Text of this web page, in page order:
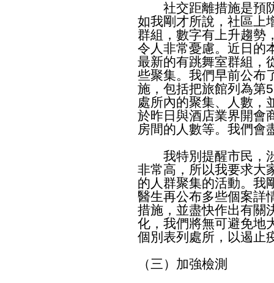
社交距離措施是預防
如我剛才所說，社區上
群組，數字有上升趨勢
令人非常憂慮。近日的
最新的有跳舞室群組，
些聚集。我們早前公布
施，包括把旅館列為第
處所內的聚集、人數，
於昨日與酒店業界開會
房間的人數等。我們會
我特別提醒市民，涉
非常高，所以我要求大
的人群聚集的活動。我
醫生再公布多些個案詳
措施，並盡快作出有關
化，我們將無可避免地
個別表列處所，以遏止
（三）加強檢測